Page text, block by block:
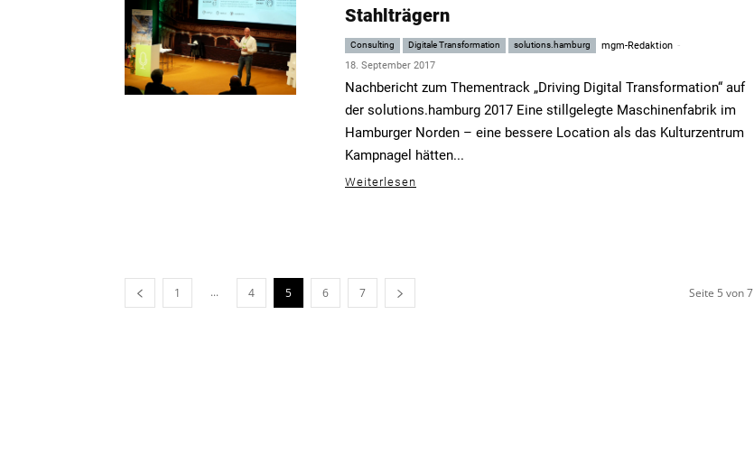
Stahlträgern
Consulting Digitale Transformation solutions.hamburg mgm-Redaktion -
18. September 2017
Nachbericht zum Thementrack „Driving Digital Transformation“ auf
der solutions.hamburg 2017 Eine stillgelegte Maschinenfabrik im
Hamburger Norden – eine bessere Location als das Kulturzentrum
Kampnagel hätten...
Weiterlesen
1 ... 4 5 6 7 Seite 5 von 7